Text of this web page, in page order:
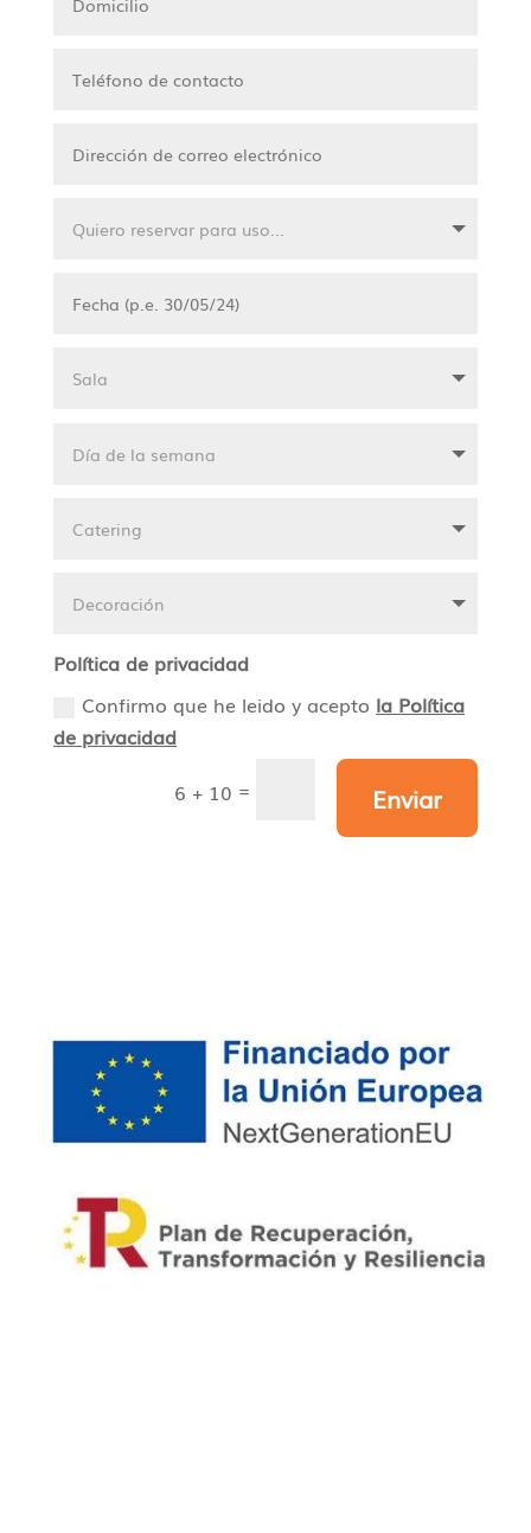
Política de privacidad
Confirmo que he leido y acepto la Política
de privacidad
6 + 10 = Enviar